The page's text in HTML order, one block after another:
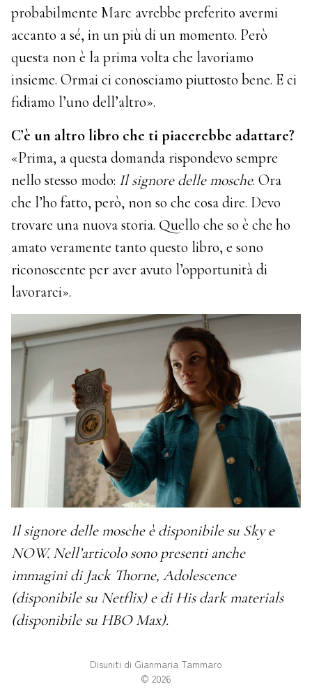
probabilmente Marc avrebbe preferito avermi
accanto a sé, in un più di un momento. Però
questa non è la prima volta che lavoriamo
insieme. Ormai ci conosciamo piuttosto bene. E ci
fidiamo l’uno dell’altro».
C’è un altro libro che ti piacerebbe adattare?
«Prima, a questa domanda rispondevo sempre
nello stesso modo: Il signore delle mosche. Ora
che l’ho fatto, però, non so che cosa dire. Devo
trovare una nuova storia. Quello che so è che ho
amato veramente tanto questo libro, e sono
riconoscente per aver avuto l’opportunità di
lavorarci».
Il signore delle mosche è disponibile su Sky e
NOW. Nell’articolo sono presenti anche
immagini di Jack Thorne, Adolescence
(disponibile su Netflix) e di His dark materials
(disponibile su HBO Max).
Disuniti di Gianmaria Tammaro
© 2026